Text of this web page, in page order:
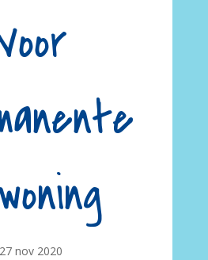
27 nov 2020